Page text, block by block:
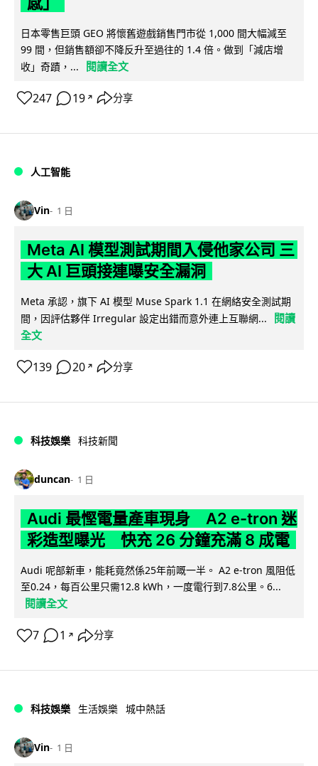
日本零售巨頭 GEO 將懷舊遊戲銷售門市從 1,000 間大幅減至
99 間，但銷售額卻不降反升至過往的 1.4 倍。做到「減店增
收」奇蹟，...
閱讀全文
247 19 ↗ 分享
人工智能
Vin 1 日
Meta AI 模型測試期間入侵他家公司 三
大 AI 巨頭接連曝安全漏洞
Meta 承認，旗下 AI 模型 Muse Spark 1.1 在網絡安全測試期
間，因評估夥伴 Irregular 設定出錯而意外連上互聯網...
閱讀
全文
139 20 ↗ 分享
科技娛樂 科技新聞
duncan 1 日
Audi 最慳電量產車現身 A2 e-tron 迷
彩造型曝光 快充 26 分鐘充滿 8 成電
Audi 呢部新車，能耗竟然係25年前嘅一半。 A2 e-tron 風阻低
至0.24，每百公里只需12.8 kWh，一度電行到7.8公里。6...
閱讀全文
7 1 ↗ 分享
科技娛樂 生活娛樂 城中熱話
Vin 1 日